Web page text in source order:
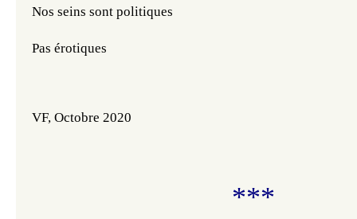
Nos seins sont politiques
Pas érotiques
VF, Octobre 2020
***